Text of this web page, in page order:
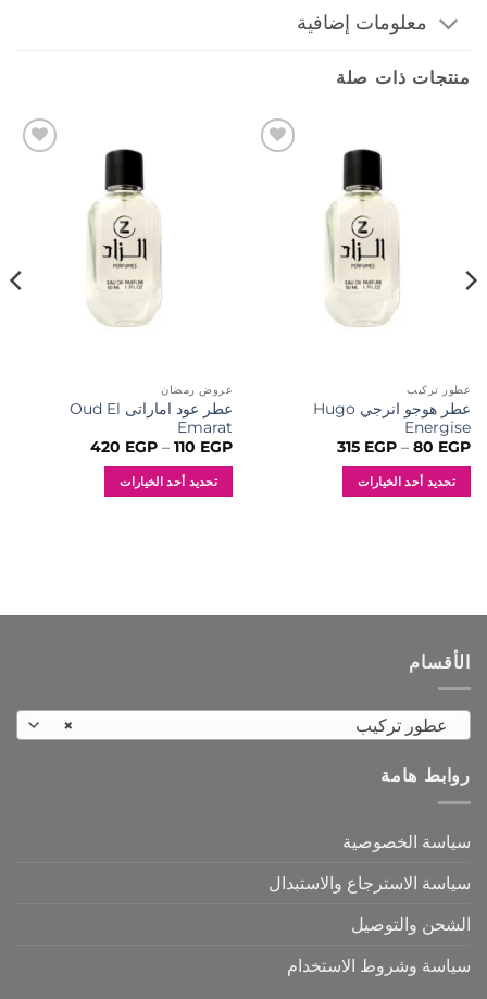
معلومات إضافية
منتجات ذات صلة
عطور تركيب
عطر هوجو انرجي Hugo
Energise
80 EGP
–
315 EGP
نطاق
تحديد أحد الخيارات
لهذا
يمكن
اختيار
الخيارات
على
المنتج
عروض رمضان
عطر عود اماراتى Oud El
Emarat
110 EGP
–
420 EGP
نطاق
تحديد أحد الخيارات
لهذا
الخيارات
الأقسام
× عطور تركيب
روابط هامة
سياسة الخصوصية
سياسة الاسترجاع والاستبدال
الشحن والتوصيل
سياسة وشروط الاستخدام